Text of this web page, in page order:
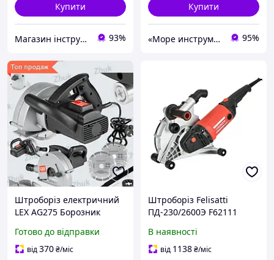
Купити
Магазин інструментів "Lew-74" 93%
Купити
«Море инструментов» 95%
Штроборіз електричний
LEX AG275 Борозник
Вт Штроборізи-
борізороби
Готово до відправки
від370₴/міс
Штроборіз Felisatti
ПД-230/2600Э F62111
В наявності
від 1138₴/міс